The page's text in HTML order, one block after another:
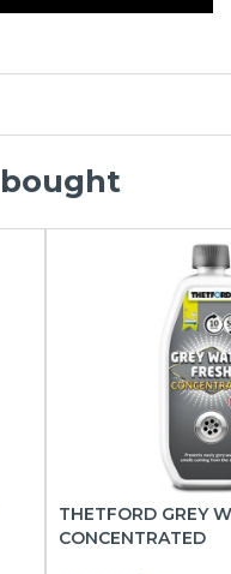
THETFORD GREY
CONCENTRATED